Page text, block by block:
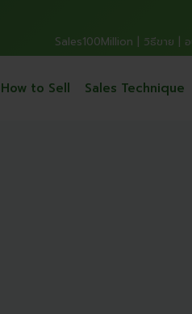
Sales100Million | วิธีขาย |
How to Sell Sales Technique